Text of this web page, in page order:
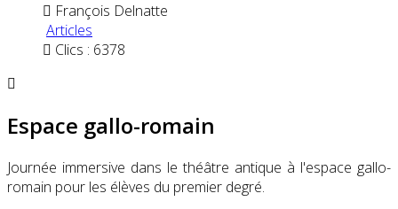
François Delnatte
Articles
Clics : 6378
Espace gallo-romain
Journée immersive dans le théâtre antique à l'espace gallo-
romain pour les élèves du premier degré.